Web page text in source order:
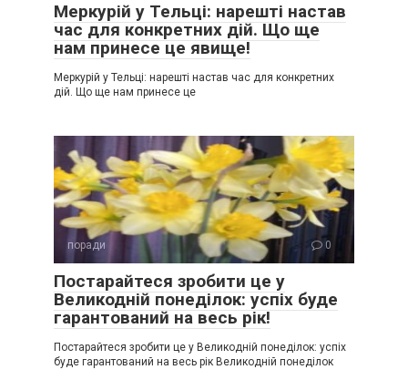
Меркурій у Тельці: нарешті настав
час для конкретних дій. Що ще
нам принесе це явище!
Меркурій у Тельці: нарешті настав час для конкретних
дій. Що ще нам принесе це
поради 0
Постарайтеся зробити це у
Великодній понеділок: успіх буде
гарантований на весь рік!
Постарайтеся зробити це у Великодній понеділок: успіх
буде гарантований на весь рік Великодній понеділок